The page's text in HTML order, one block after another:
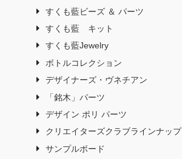
すくも藍ビーズ ＆ パーツ
すくも藍 キット
すくも藍Jewelry
ボトルコレクション
デザイナーズ・ヴネチアン
「銘木」パーツ
デザイン ポリ パーツ
クリエイターズクラブラインナップ
サンプルボード